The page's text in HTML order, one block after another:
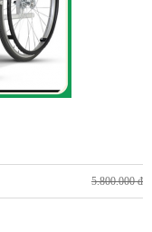
5.800.000 đ